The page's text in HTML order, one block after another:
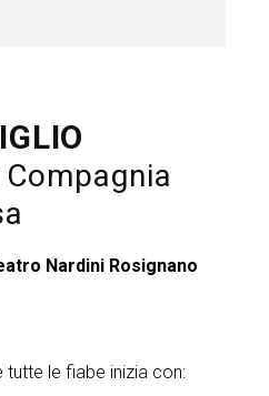
Nardini Rosignano
tutte le fiabe inizia con: